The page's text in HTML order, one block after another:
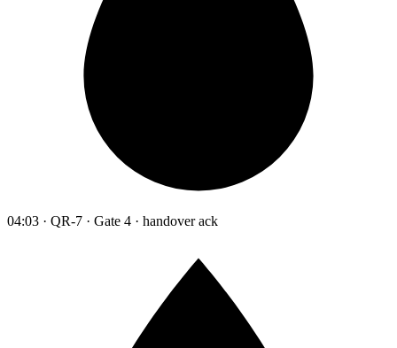
04:03 · QR-7 · Gate 4 · handover ack